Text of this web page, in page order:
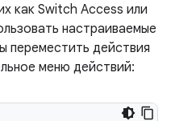
как Switch Access или
настраиваемые
переместить действия
меню действий: